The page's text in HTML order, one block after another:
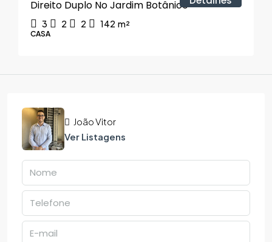
Direito Duplo No Jardim Botânico
3 2 2 142 m²
CASA
João Vitor
Ver Listagens